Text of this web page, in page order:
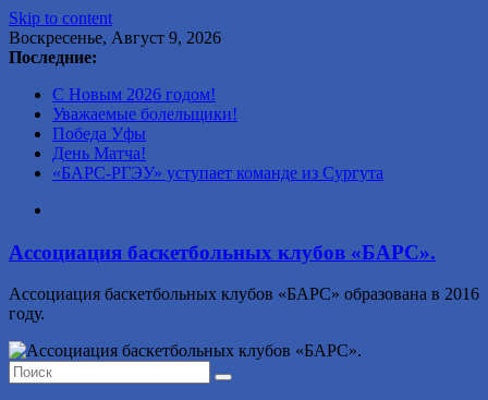
Skip to content
Воскресенье, Август 9, 2026
Последние:
С Новым 2026 годом!
Уважаемые болельщики!
Победа Уфы
День Матча!
«БАРС-РГЭУ» уступает команде из Сургута
Ассоциация баскетбольных клубов «БАРС».
Ассоциация баскетбольных клубов «БАРС» образована в 2016
году.